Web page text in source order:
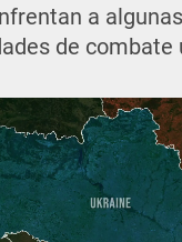
a
de combate